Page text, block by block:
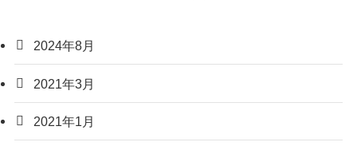
2024年8月
2021年3月
2021年1月